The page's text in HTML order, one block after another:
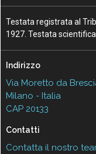
Testata registrata al
1927. Testata
Indirizzo
Via Moretto da
Milano - Italia
CAP 20133
Contatti
Contatta il nostro